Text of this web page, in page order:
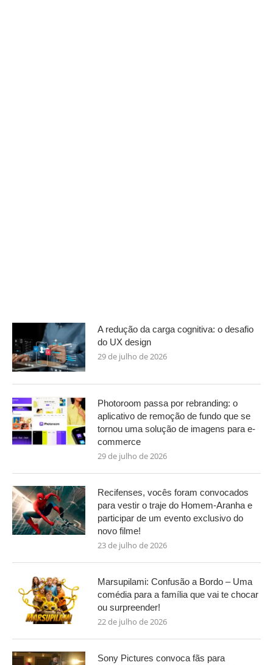
A redução da carga cognitiva: o desafio
do UX design
29 de julho de 2026
Photoroom passa por rebranding: o
aplicativo de remoção de fundo que se
tornou uma solução de imagens para e-
commerce
29 de julho de 2026
Recifenses, vocês foram convocados
para vestir o traje do Homem-Aranha e
participar de um evento exclusivo do
novo filme!
23 de julho de 2026
Marsupilami: Confusão a Bordo – Uma
comédia para a família que vai te chocar
ou surpreender!
22 de julho de 2026
Sony Pictures convoca fãs para